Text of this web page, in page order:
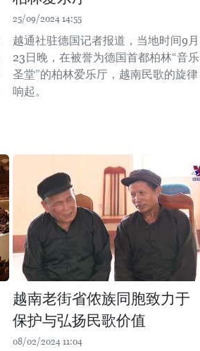
25/09/2024 14:55
越通社驻德国记者报道，当地时间9月
23日晚，在被誉为德国首都柏林“音乐
圣堂”的柏林爱乐厅，越南民歌的旋律
响起。
越南老街省侬族同胞致力于
保护与弘扬民歌价值
08/02/2024 11:04